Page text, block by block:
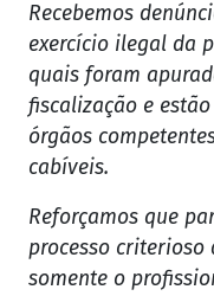
Recebemos
exercício ilegal da
quais foram
fiscalização e
órgãos
cabíveis.
Reforçamos que
processo
somente o